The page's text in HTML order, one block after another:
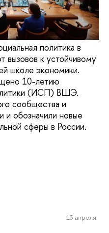
политика в
к устойчивому
школе экономики.
10-летию
(ИСП) ВШЭ.
сообщества и
и обозначили новые
сферы в России.
13 апреля